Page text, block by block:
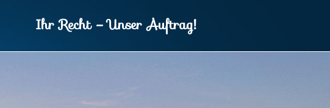
Ihr Recht – Unser Auftrag!